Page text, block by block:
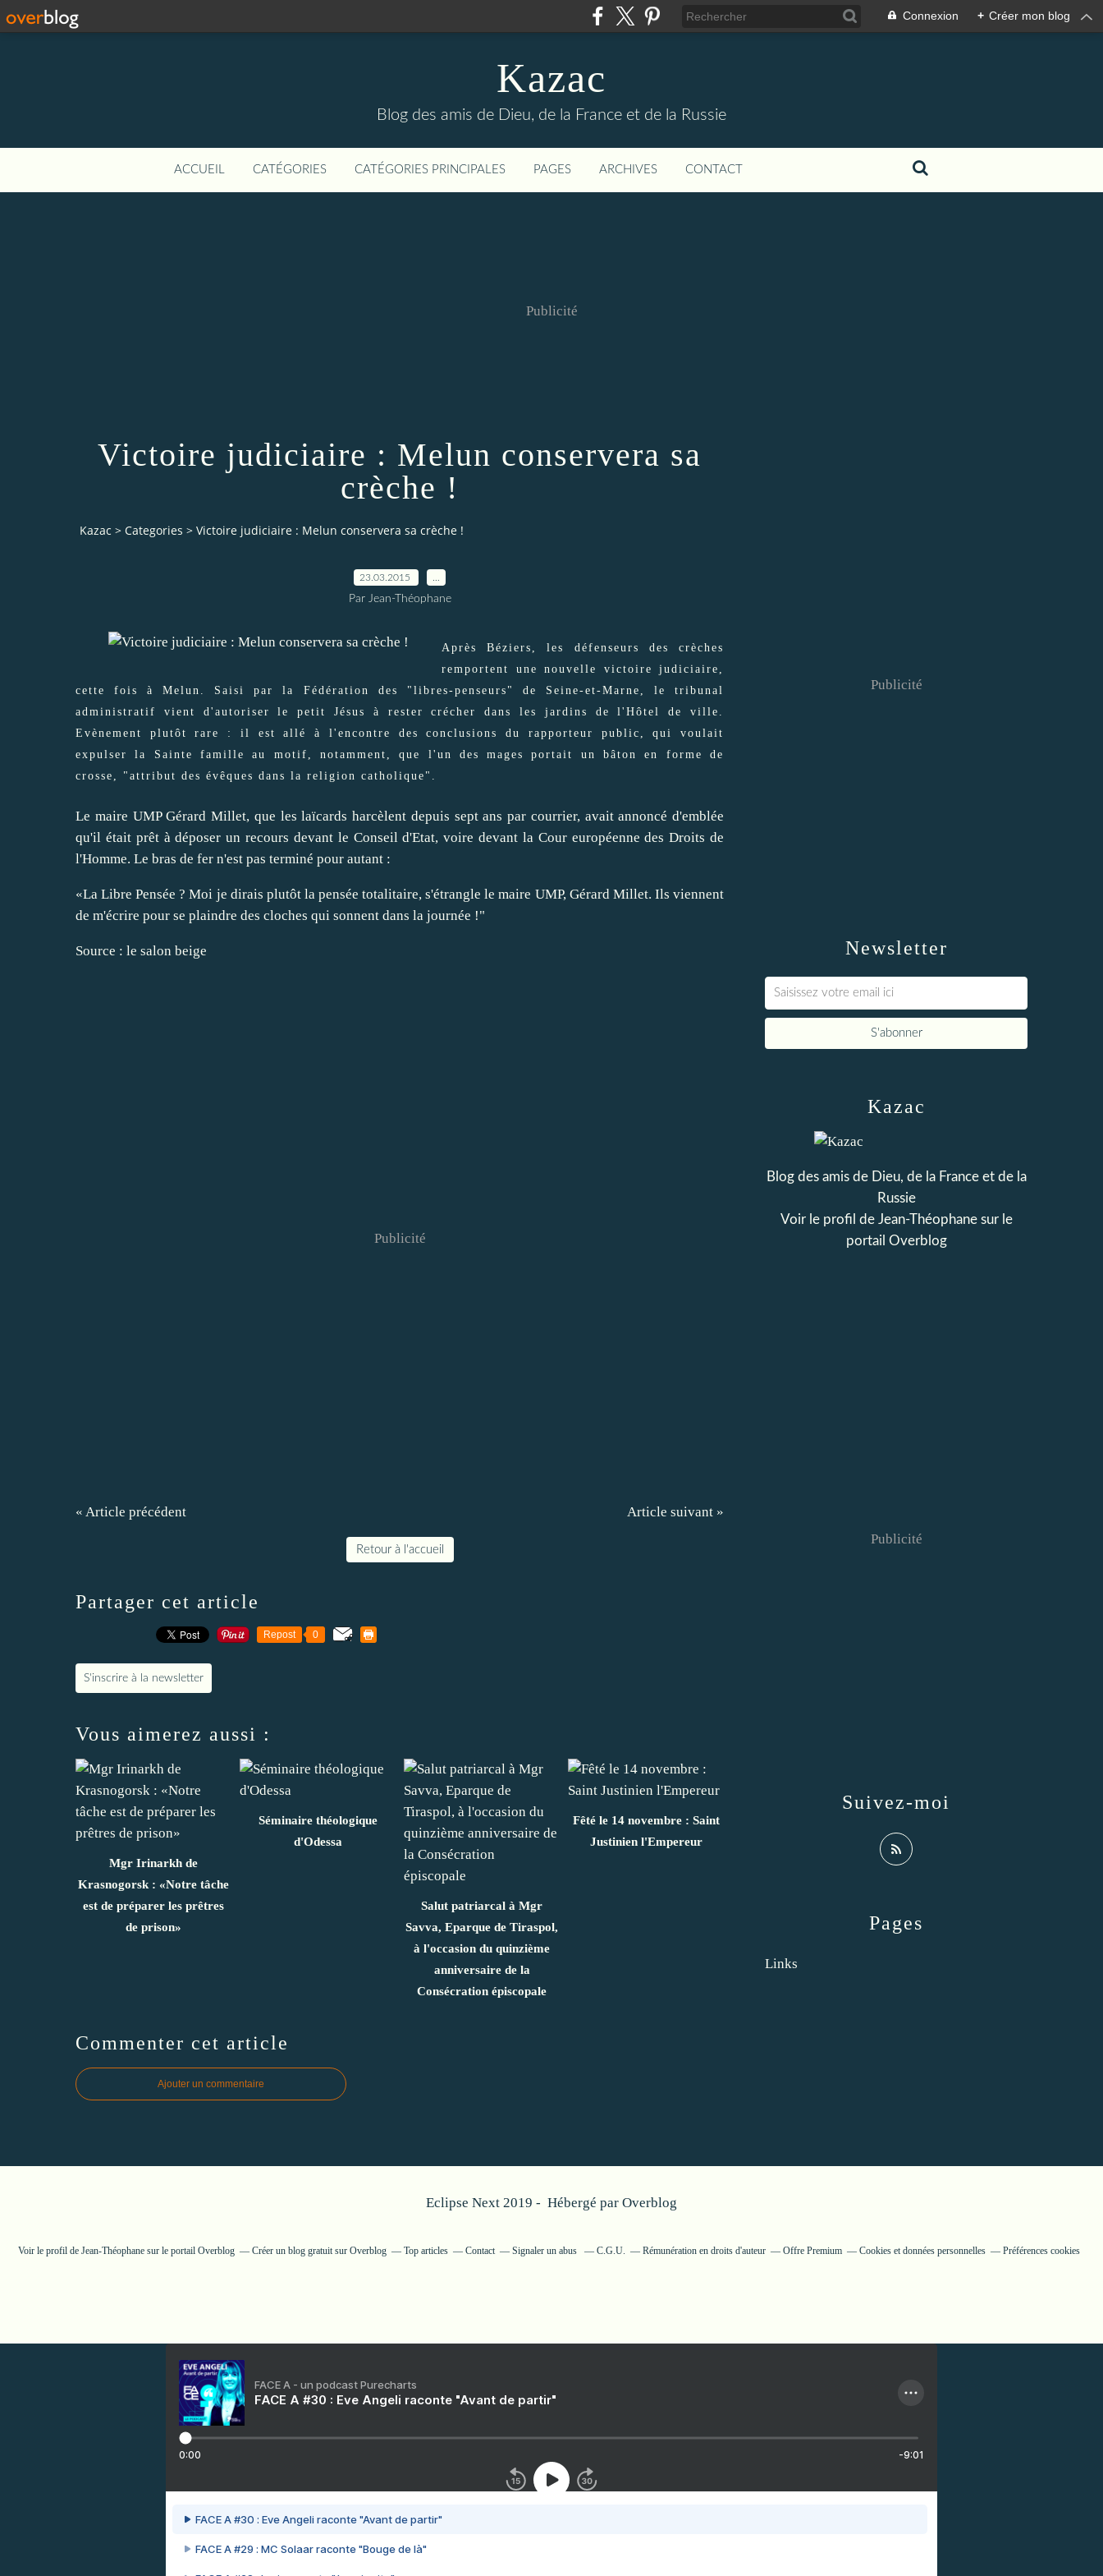
Connexion + Créer mon blog
Kazac
Blog des amis de Dieu, de la France et de la Russie
ACCUEIL CATÉGORIES CATÉGORIES PRINCIPALES PAGES ARCHIVES CONTACT
Publicité
Victoire judiciaire : Melun conservera sa
crèche !
Kazac > Categories > Victoire judiciaire : Melun conservera sa crèche !
23.03.2015
Par Jean-Théophane
Après Béziers, les défenseurs des crèches
remportent une nouvelle victoire judiciaire,
cette fois à Melun. Saisi par la Fédération des "libres-penseurs" de Seine-et-Marne, le tribunal
administratif vient d'autoriser le petit Jésus à rester crécher dans les jardins de l'Hôtel de ville.
Evènement plutôt rare : il est allé à l'encontre des conclusions du rapporteur public, qui voulait
expulser la Sainte famille au motif, notamment, que l'un des mages portait un bâton en forme de
crosse, "attribut des évêques dans la religion catholique".
Le maire UMP Gérard Millet, que les laïcards harcèlent depuis sept ans par courrier, avait annoncé d'emblée
qu'il était prêt à déposer un recours devant le Conseil d'Etat, voire devant la Cour européenne des Droits de
l'Homme. Le bras de fer n'est pas terminé pour autant :
«La Libre Pensée ? Moi je dirais plutôt la pensée totalitaire, s'étrangle le maire UMP, Gérard Millet. Ils viennent
de m'écrire pour se plaindre des cloches qui sonnent dans la journée !"
Source : le salon beige
Publicité
« Article précédent Article suivant »
Retour à l'accueil
Partager cet article
Repost 0
S'inscrire à la newsletter
Vous aimerez aussi :
Mgr Irinarkh de
Krasnogorsk : «Notre tâche
est de préparer les prêtres
de prison»
Séminaire théologique
d'Odessa
Salut patriarcal à Mgr
Savva, Eparque de Tiraspol,
à l'occasion du quinzième
anniversaire de la
Consécration épiscopale
Fêté le 14 novembre : Saint
Justinien l'Empereur
Commenter cet article
Ajouter un commentaire
Newsletter
Publicité
Pages
Links
Kazac
Blog des amis de Dieu, de la France et de la
Russie
Voir le profil de Jean-Théophanesur le
portail Overblog
Suivez-moi
Publicité
Eclipse Next 2019 - Hébergé par Overblog
Voir le profil de Jean-Théophane sur le portail Overblog Créer un blog gratuit sur Overblog Top articles Contact Signaler un abus C.G.U. Rémunération en droits d'auteur Offre Premium Cookies et données personnelles Préférences cookies
FACE A - un podcast Purecharts
FACE A #30 : Eve Angeli raconte "Avant de partir"
0:00 -9:01
FACE A #30 : Eve Angeli raconte "Avant de partir"
FACE A #29 : MC Solaar raconte "Bouge de là"